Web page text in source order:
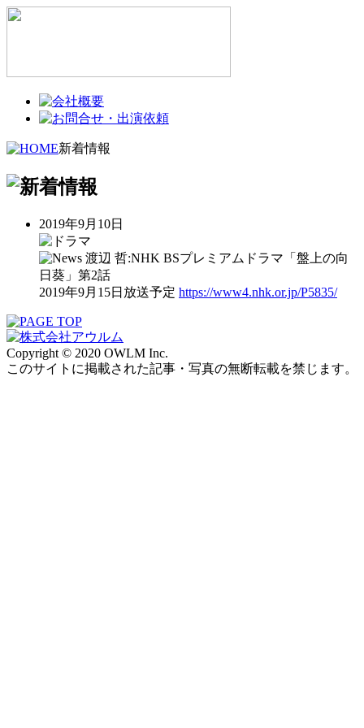
新着情報
2019年9月10日
渡辺 哲:NHK BSプレミアムドラマ「盤上の向
日葵」第2話
2019年9月15日放送予定 https://www4.nhk.or.jp/P5835/
Copyright © 2020 OWLM Inc.
このサイトに掲載された記事・写真の無断転載を禁じます。